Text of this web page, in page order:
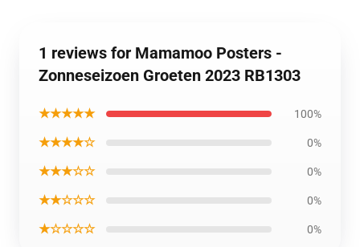
1 reviews for Mamamoo Posters -
Zonneseizoen Groeten 2023 RB1303
★★★★★ 100%
★★★★☆ 0%
★★★☆☆ 0%
★★☆☆☆ 0%
★☆☆☆☆ 0%